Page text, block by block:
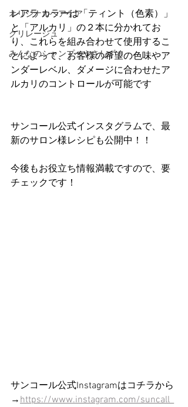
オリジナルヘアケア
クリレージュ
みんなのシャンプーやさしずく
レアラ カラーは「ティント（色素）」
と「アルカリ」の２本に分かれてお
り、これらを組み合わせて使用するこ
とによって、お客様の希望の色味やア
ンダーレベル、ダメージに合わせたア
ルカリのコントロールが可能です
サンコール公式インスタグラムで、最
新のサロン様レシピも公開中！！
今後もお役立ち情報満載ですので、要
チェックです！
サンコール公式Instagramはコチラから
→ https://www.instagram.com/suncall_